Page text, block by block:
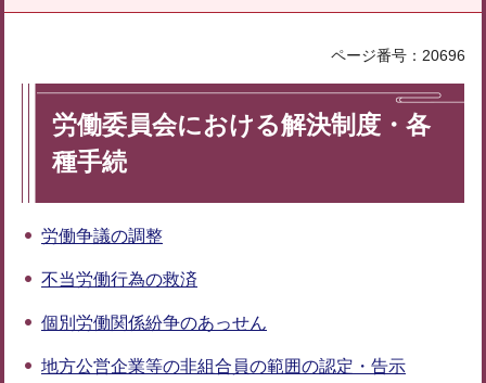
ページ番号：20696
労働委員会における解決制度・各
種手続
労働争議の調整
不当労働行為の救済
個別労働関係紛争のあっせん
地方公営企業等の非組合員の範囲の認定・告示